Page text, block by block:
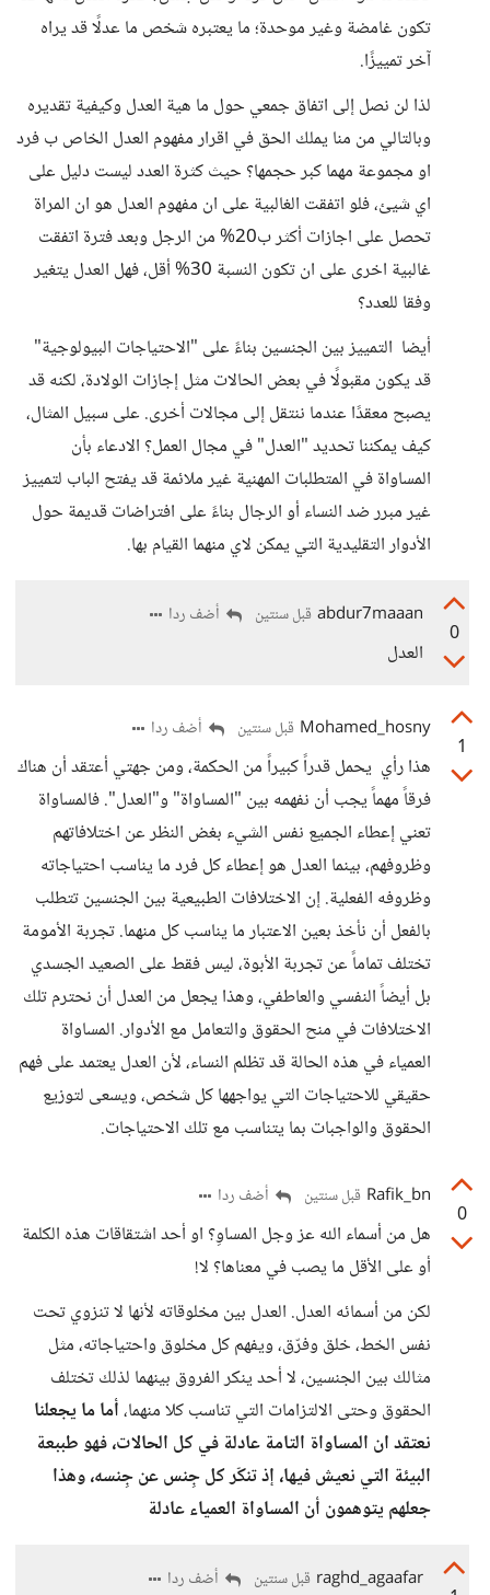
تكون غامضة وغير موحدة؛ ما يعتبره شخص ما عدلًا قد يراه
آخر تمييزًا.
لذا لن نصل إلى اتفاق جمعي حول ما هية العدل وكيفية تقديره
وبالتالي من منا يملك الحق في اقرار مفهوم العدل الخاص ب فرد
او مجموعة مهما كبر حجمها؟ حيث كثرة العدد ليست دليل على
اي شيئ، فلو اتفقت الغالبية على ان مفهوم العدل هو ان المراة
تحصل على اجازات أكثر ب20% من الرجل وبعد فترة اتفقت
غالبية اخرى على ان تكون النسبة 30% أقل، فهل العدل يتغير
وفقا للعدد؟
أيضا التمييز بين الجنسين بناءً على "الاحتياجات البيولوجية"
قد يكون مقبولًا في بعض الحالات مثل إجازات الولادة، لكنه قد
يصبح معقدًا عندما ننتقل إلى مجالات أخرى. على سبيل المثال،
كيف يمكننا تحديد "العدل" في مجال العمل؟ الادعاء بأن
المساواة في المتطلبات المهنية غير ملائمة قد يفتح الباب لتمييز
غير مبرر ضد النساء أو الرجال بناءً على افتراضات قديمة حول
الأدوار التقليدية التي يمكن لاي منهما القيام بها.
0
abdur7maaan قبل سنتين أضف ردا
العدل
1
Mohamed_hosny قبل سنتين أضف ردا
هذا رأي يحمل قدراً كبيراً من الحكمة، ومن جهتي أعتقد أن هناك
فرقاً مهماً يجب أن نفهمه بين "المساواة" و"العدل". فالمساواة
تعني إعطاء الجميع نفس الشيء بغض النظر عن اختلافاتهم
وظروفهم، بينما العدل هو إعطاء كل فرد ما يناسب احتياجاته
وظروفه الفعلية. إن الاختلافات الطبيعية بين الجنسين تتطلب
بالفعل أن نأخذ بعين الاعتبار ما يناسب كل منهما. تجربة الأمومة
تختلف تماماً عن تجربة الأبوة، ليس فقط على الصعيد الجسدي
بل أيضاً النفسي والعاطفي، وهذا يجعل من العدل أن نحترم تلك
الاختلافات في منح الحقوق والتعامل مع الأدوار. المساواة
العمياء في هذه الحالة قد تظلم النساء، لأن العدل يعتمد على فهم
حقيقي للاحتياجات التي يواجهها كل شخص، ويسعى لتوزيع
الحقوق والواجبات بما يتناسب مع تلك الاحتياجات.
0
Rafik_bn قبل سنتين أضف ردا
هل من أسماء الله عز وجل المساوِ؟ او أحد اشتقاقات هذه الكلمة
أو على الأقل ما يصب في معناها؟ لا!
لكن من أسمائه العدل. العدل بين مخلوقاته لأنها لا تنزوي تحت
نفس الخط، خلق وفرّق، ويفهم كل مخلوق واحتياجاته، مثل
مثالك بين الجنسين، لا أحد ينكر الفروق بينهما لذلك تختلف
الحقوق وحتى الالتزامات التي تناسب كلا منهما،أما ما يجعلنا
نعتقد ان المساواة التامة عادلة في كل الحالات، فهو طببعة
البيئة التي نعيش فيها، إذ تنكّر كل جِنس عن جِنسه، وهذا
جعلهم يتوهمون أن المساواة العمياء عادلة
raghd_agaafar قبل سنتين أضف ردا